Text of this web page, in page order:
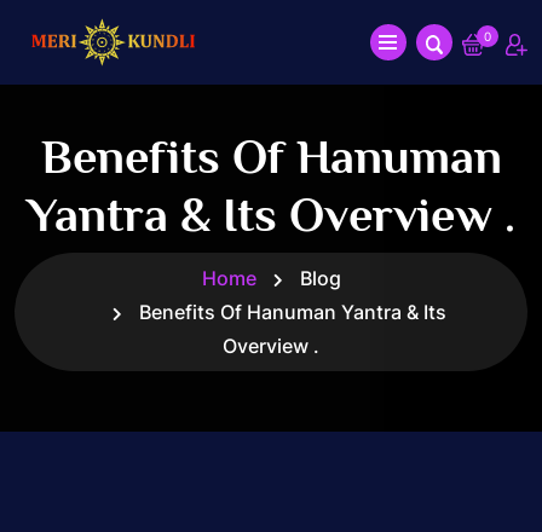
0
Benefits Of Hanuman
Yantra & Its Overview .
Home
Blog
Benefits Of Hanuman Yantra & Its
Overview .